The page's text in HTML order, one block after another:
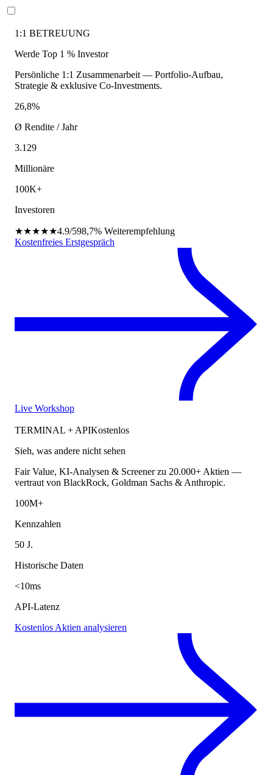
1:1 BETREUUNG
Werde Top 1 % Investor
Persönliche 1:1 Zusammenarbeit — Portfolio-Aufbau,
Strategie & exklusive Co-Investments.
26,8%
Ø Rendite / Jahr
3.129
Millionäre
100K+
Investoren
★★★★★4.9/598,7% Weiterempfehlung
Kostenfreies Erstgespräch
Live Workshop
TERMINAL + APIKostenlos
Sieh, was andere nicht sehen
Fair Value, KI-Analysen & Screener zu 20.000+ Aktien —
vertraut von BlackRock, Goldman Sachs & Anthropic.
100M+
Kennzahlen
50 J.
Historische Daten
<10ms
API-Latenz
Kostenlos Aktien analysieren